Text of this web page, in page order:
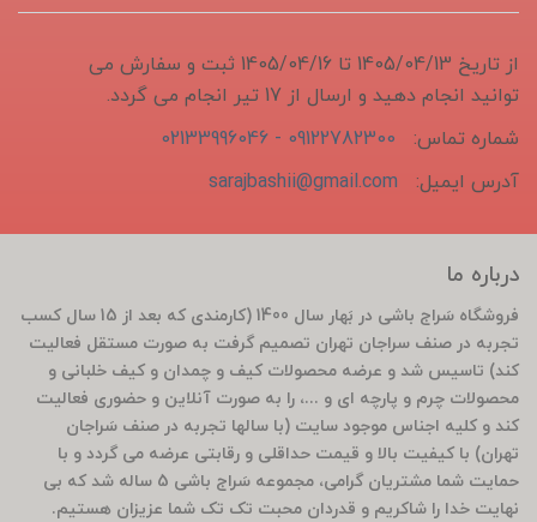
از تاریخ 1405/04/13 تا 1405/04/16 ثبت و سفارش می
توانید انجام دهید و ارسال از 17 تیر انجام می گردد.
شماره تماس:
09122782300 - 02133996046
آدرس ایمیل:
sarajbashii@gmail.com
درباره ما
فروشگاه سَراج باشی در بَهار سال 1400 (کارمندی که بعد از 15 سال کسب
تجربه در صنف سراجان تهران تصمیم گرفت به صورت مستقل فعالیت
کند) تاسیس شد و عرضه محصولات کیف و چمدان و کیف خلبانی و
محصولات چرم و پارچه ای و ...، را به صورت آنلاین و حضوری فعالیت
کند و کلیه اجناس موجود سایت (با سالها تجربه در صنف سَراجان
تهران) با کیفیت بالا و قیمت حداقلی و رقابتی عرضه می گردد و با
حمایت شما مشتریان گرامی، مجموعه سَراج باشی 5 ساله شد که بی
نهایت خدا را شاکریم و قدردان محبت تک تک شما عزیزان هستیم.